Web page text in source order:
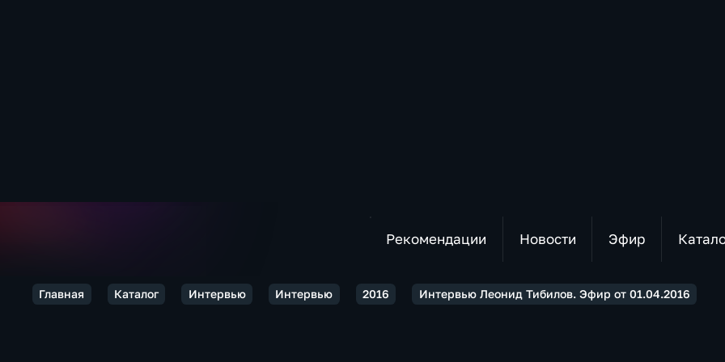
Рекомендации Новости Эфир
Главная Каталог Интервью Интервью 2016 Интервью Леонид Тибилов. Эфир от 01.04.2016